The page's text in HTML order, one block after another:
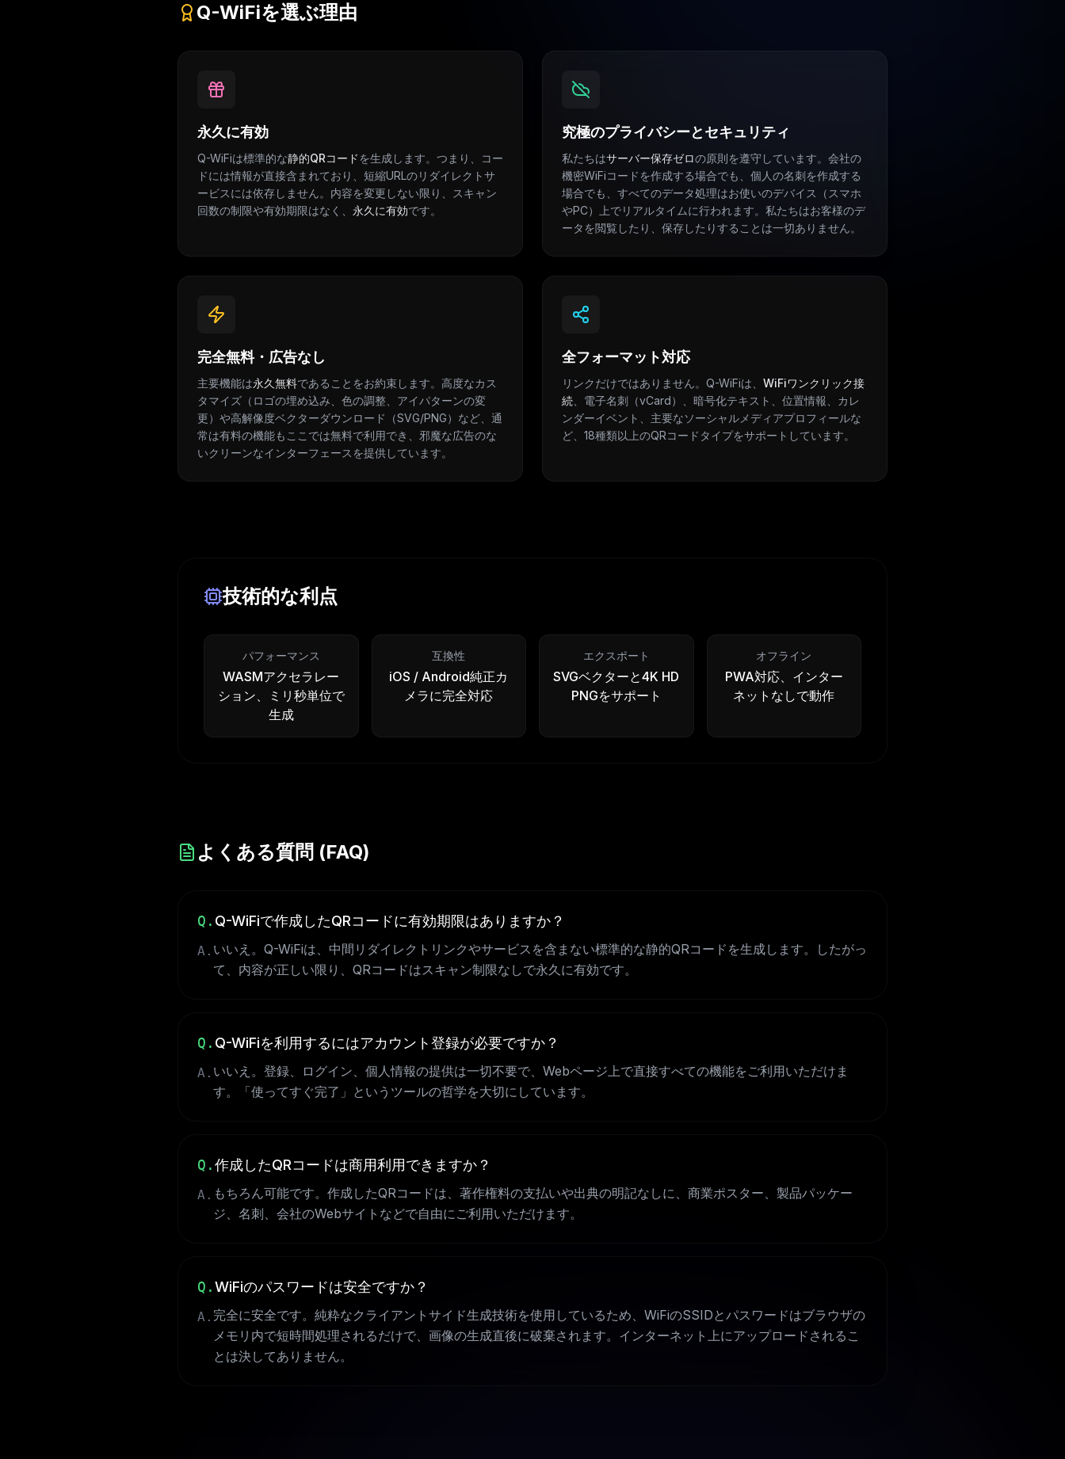
Q-WiFiを選ぶ理由
永久に有効
Q-WiFiは標準的な静的QRコードを生成します。つまり、コー
ドには情報が直接含まれており、短縮URLのリダイレクトサ
ービスには依存しません。内容を変更しない限り、スキャン
回数の制限や有効期限はなく、 永久に有効です。
究極のプライバシーとセキュリティ
私たちはサーバー保存ゼロの原則を遵守しています。会社の
機密WiFiコードを作成する場合でも、個人の名刺を作成する
場合でも、すべてのデータ処理はお使いのデバイス（スマホ
やPC）上でリアルタイムに行われます。私たちはお客様のデ
ータを閲覧したり、保存したりすることは一切ありません。
完全無料・広告なし
主要機能は永久無料であることをお約束します。高度なカス
タマイズ（ロゴの埋め込み、色の調整、アイパターンの変
更）や高解像度ベクターダウンロード（SVG/PNG）など、通
常は有料の機能もここでは無料で利用でき、邪魔な広告のな
いクリーンなインターフェースを提供しています。
全フォーマット対応
リンクだけではありません。Q-WiFiは、 WiFiワンクリック接
続 、電子名刺（vCard）、暗号化テキスト、位置情報、カレ
ンダーイベント、主要なソーシャルメディアプロフィールな
ど、18種類以上のQRコードタイプをサポートしています。
技術的な利点
パフォーマンス
WASMアクセラレー
ション、ミリ秒単位で
生成
互換性
iOS / Android純正カ
メラに完全対応
エクスポート
SVGベクターと4K HD
PNGをサポート
オフライン
PWA対応、インター
ネットなしで動作
よくある質問 (FAQ)
Q. Q-WiFiで作成したQRコードに有効期限はありますか？
A. いいえ。Q-WiFiは、中間リダイレクトリンクやサービスを含まない標準的な静的QRコードを生成します。したがっ
て、内容が正しい限り、QRコードはスキャン制限なしで永久に有効です。
Q. Q-WiFiを利用するにはアカウント登録が必要ですか？
A. いいえ。登録、ログイン、個人情報の提供は一切不要で、Webページ上で直接すべての機能をご利用いただけま
す。「使ってすぐ完了」というツールの哲学を大切にしています。
Q.作成したQRコードは商用利用できますか？
A. もちろん可能です。作成したQRコードは、著作権料の支払いや出典の明記なしに、商業ポスター、製品パッケー
ジ、名刺、会社のWebサイトなどで自由にご利用いただけます。
Q.WiFiのパスワードは安全ですか？
A. 完全に安全です。純粋なクライアントサイド生成技術を使用しているため、WiFiのSSIDとパスワードはブラウザの
メモリ内で短時間処理されるだけで、画像の生成直後に破棄されます。インターネット上にアップロードされるこ
とは決してありません。